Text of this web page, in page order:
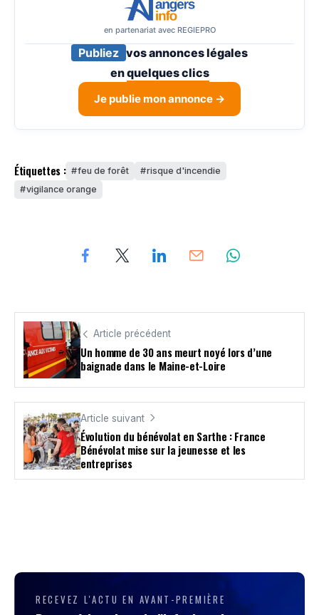
en partenariat avec REGIEPRO
Publiez vos annonces légales
enquelques clics
Je publie mon annonce →
Étiquettes : feu de forêt
risque d'incendie
vigilance orange
Article précédent
Un homme de 30 ans meurt noyé lors d’une
baignade dans le Maine-et-Loire
Article suivant
Évolution du bénévolat en Sarthe : France
Bénévolat mise sur la jeunesse et les
entreprises
RECEVEZ L'ACTU EN AVANT-PREMIÈRE